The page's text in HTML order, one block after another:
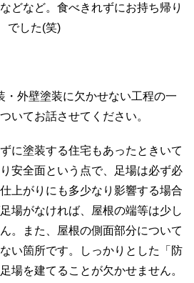
どなど。食べきれずにお持ち帰り
でした(笑)
・外壁塗装に欠かせない工程の一
いてお話させてください。
に塗装する住宅もあったときいて
安全面という点で、足場は必ず必
上がりにも多少なり影響する場合
場がなければ、屋根の端等は少し
。また、屋根の側面部分について
い箇所です。しっかりとした「防
場を建てることが欠かせません。